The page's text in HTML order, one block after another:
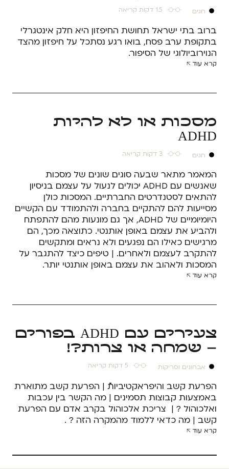
חגים 1.5 דקות קריאה
ברוב בתי ישראל תחושת החיפזון היא חלק אינטגרלי
בתקופת ערב פסח, בואו רגע נסתכל על חיפזון מהצד
הנוירוביולוגי של הסיפור.
קרא עוד
מסכות או לא להיות
ADHD
חגים 3 דקות קריאה
המאמר מתאר שבעה סוגים שונים של מסכות
שאנשים עם ADHD יכולים לנעול על עצמם בניסיון
להתאים לסטנדרטים החברתיים. המסכות כולן
מסייעות להם להתקיים בחברה ולהתמודד עם הקשיים
היומיומיים של ADHD, אך גם מונעות מהם להתפתח
ולהביע את עצמם באופן אותנטי. כתוצאה מכך, הם
מרגישים כאילו הם נפגעים ולא נראים ומתקשים
להתקרב לעצמם ולאחרים. | טיפים כיצד להתגבר על
המסכות ולאהוב את עצמם באופן אותנטי יותר.
קרא עוד
צעירים עם ADHD בפורים
– שמחה או צרות?!
אבחונים וסריקות 5 דקות קריאה
הפרעת קשב והיפראקטיביותֿֿֿֿֿ | הפרעת קשב מתוארת
באמצעות קבוצות תסמינים | מה הקשר בין עכבות
ואלכוהול ? | צריכת אלכוהול בקרב אדם עם הפרעת
קשב | מה כדאי ללמוד מהמקרה הזה ? .
קרא עוד